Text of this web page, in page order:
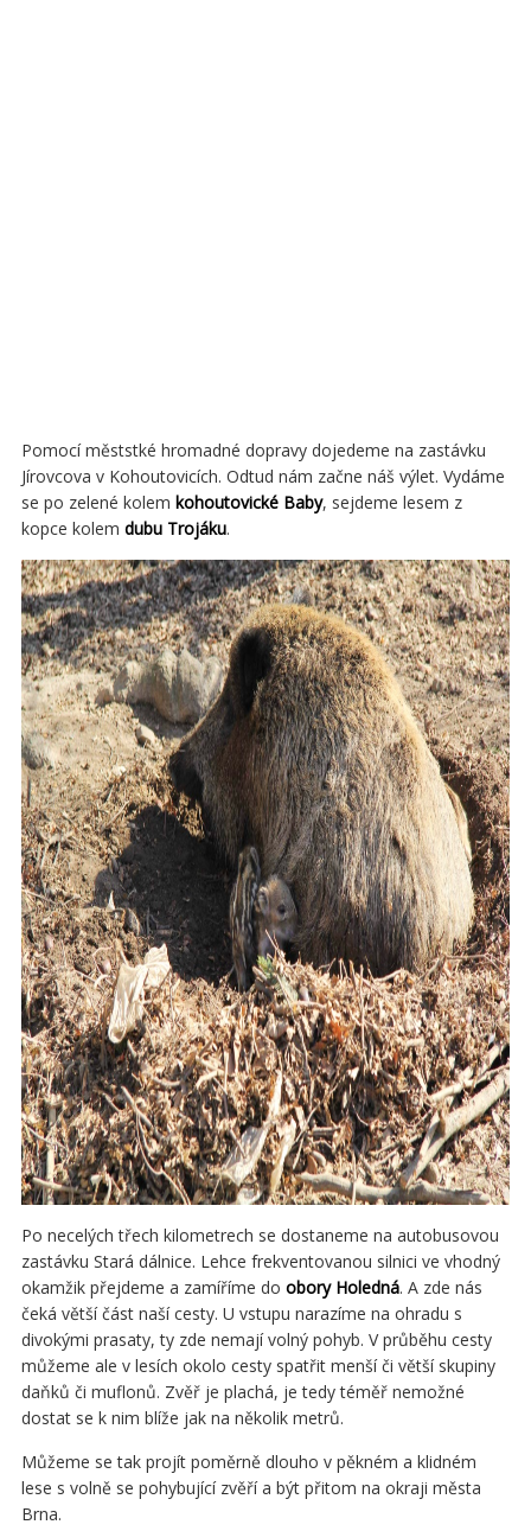
Pomocí měststké hromadné dopravy dojedeme na zastávku
Jírovcova v Kohoutovicích. Odtud nám začne náš výlet. Vydáme
se po zelené kolem kohoutovické Baby, sejdeme lesem z
kopce kolem dubu Trojáku.
Po necelých třech kilometrech se dostaneme na autobusovou
zastávku Stará dálnice. Lehce frekventovanou silnici ve vhodný
okamžik přejdeme a zamíříme do obory Holedná. A zde nás
čeká větší část naší cesty. U vstupu narazíme na ohradu s
divokými prasaty, ty zde nemají volný pohyb. V průběhu cesty
můžeme ale v lesích okolo cesty spatřit menší či větší skupiny
daňků či muflonů. Zvěř je plachá, je tedy téměř nemožné
dostat se k nim blíže jak na několik metrů.
Můžeme se tak projít poměrně dlouho v pěkném a klidném
lese s volně se pohybující zvěří a být přitom na okraji města
Brna.